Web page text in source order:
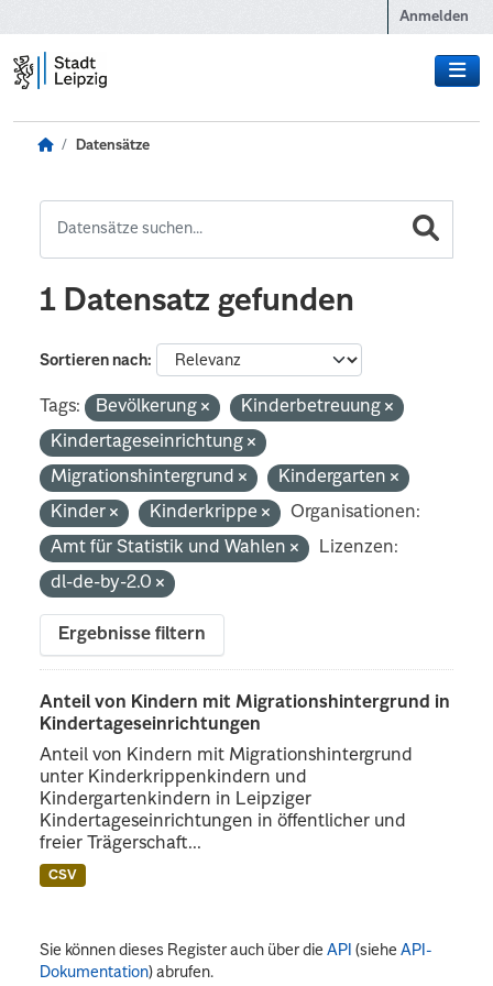
Anmelden
Datensätze
1 Datensatz gefunden
Sortieren nach
Tags: Bevölkerung
Kinderbetreuung
Kindertageseinrichtung
Migrationshintergrund
Kindergarten
Kinder
Kinderkrippe
Organisationen:
Amt für Statistik und Wahlen
Lizenzen:
dl-de-by-2.0
Ergebnisse filtern
Anteil von Kindern mit Migrationshintergrund in
Kindertageseinrichtungen
Anteil von Kindern mit Migrationshintergrund
unter Kinderkrippenkindern und
Kindergartenkindern in Leipziger
Kindertageseinrichtungen in öffentlicher und
freier Trägerschaft...
CSV
Sie können dieses Register auch über dieAPI (sieheAPI-
Dokumentation) abrufen.